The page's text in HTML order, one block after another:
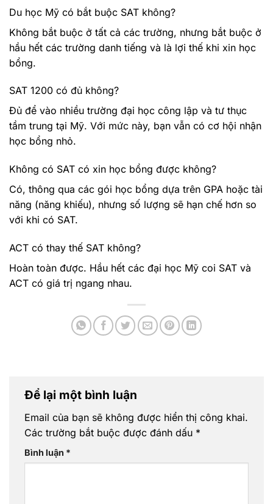
Du học Mỹ có bắt buộc SAT không?
Không bắt buộc ở tất cả các trường, nhưng bắt buộc ở
hầu hết các trường danh tiếng và là lợi thế khi xin học
bổng.
SAT 1200 có đủ không?
Đủ để vào nhiều trường đại học công lập và tư thục
tầm trung tại Mỹ. Với mức này, bạn vẫn có cơ hội nhận
học bổng nhỏ.
Không có SAT có xin học bổng được không?
Có, thông qua các gói học bổng dựa trên GPA hoặc tài
năng (năng khiếu), nhưng số lượng sẽ hạn chế hơn so
với khi có SAT.
ACT có thay thế SAT không?
Hoàn toàn được. Hầu hết các đại học Mỹ coi SAT và
ACT có giá trị ngang nhau.
Để lại một bình luận
Email của bạn sẽ không được hiển thị công khai.
Các trường bắt buộc được đánh dấu *
Bình luận *